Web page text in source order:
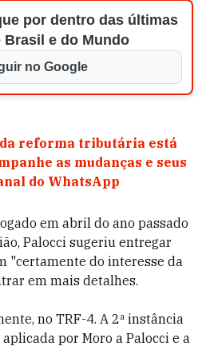
por dentro das últimas
e do Mundo
no Google
reforma tributária está
as mudanças e seus
do WhatsApp
em abril do ano passado
Palocci sugeriu entregar
"certamente do interesse da
em mais detalhes.
no TRF-4. A 2ª instância
por Moro a Palocci e a